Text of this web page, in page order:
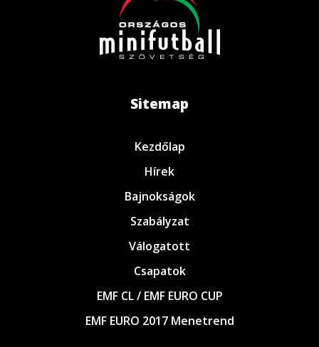
Sitemap
Kezdőlap
Hírek
Bajnokságok
Szabályzat
Válogatott
Csapatok
EMF CL / EMF EURO CUP
EMF EURO 2017 Menetrend